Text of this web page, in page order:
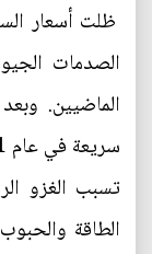
ظلت أسعار
الصدمات
الماضيين.
تسبب الغزو
الطاقة